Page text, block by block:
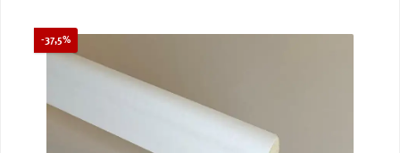
-37,5%Rabatt